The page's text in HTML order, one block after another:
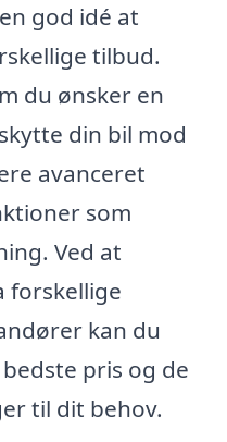
god idé at
tilbud.
du ønsker en
din bil mod
avanceret
som
Ved at
forskellige
kan du
pris og de
til dit behov.